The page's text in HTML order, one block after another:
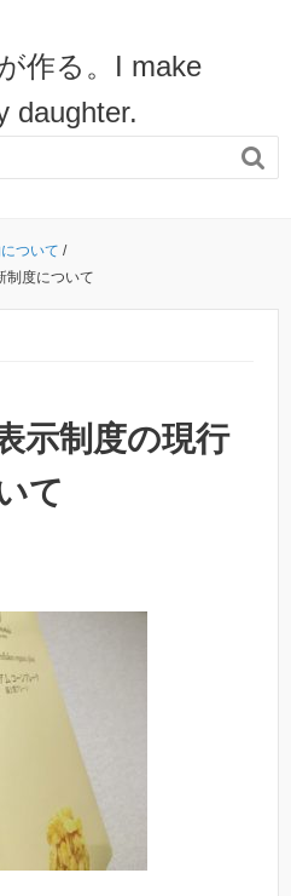
作る。I make
daughter.

ついて /
制度について
示制度の現行
て